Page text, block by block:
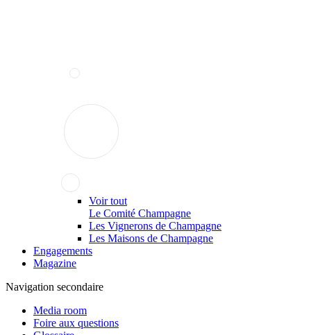
Voir tout
Le Comité Champagne
Les Vignerons de Champagne
Les Maisons de Champagne
Engagements
Magazine
Navigation secondaire
Media room
Foire aux questions